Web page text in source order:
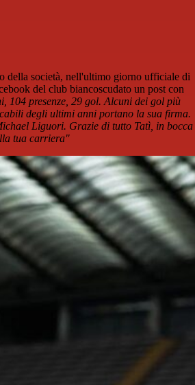
della società, nell'ultimo giorno ufficiale di
del club biancoscudato un post con
104 presenze, 29 gol. Alcuni dei gol più
degli ultimi anni portano la sua firma.
Liguori. Grazie di tutto Tatì, in bocca
tua carriera"